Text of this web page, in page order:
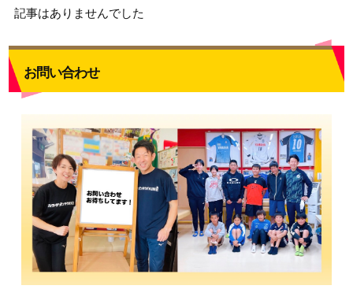
記事はありませんでした
お問い合わせ